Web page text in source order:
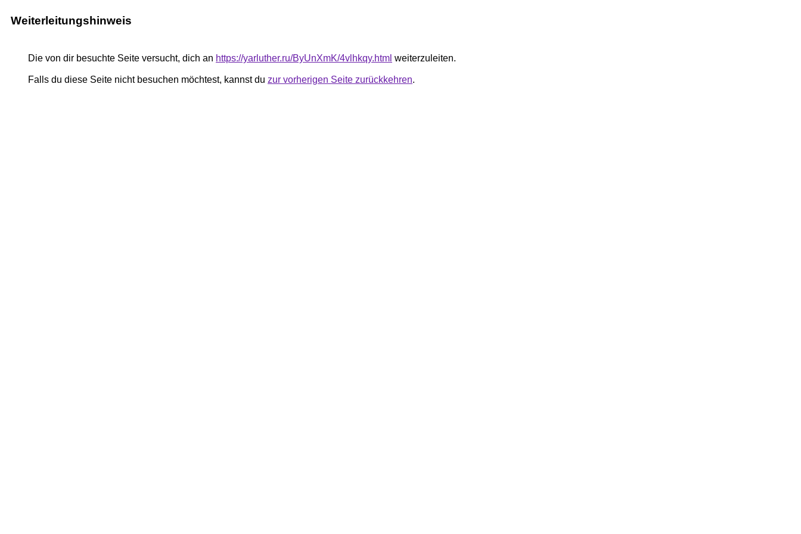
Weiterleitungshinweis
Die von dir besuchte Seite versucht, dich an https://yarluther.ru/ByUnXmK/4vlhkqy.html weiterzuleiten.
Falls du diese Seite nicht besuchen möchtest, kannst du zur vorherigen Seite zurückkehren.